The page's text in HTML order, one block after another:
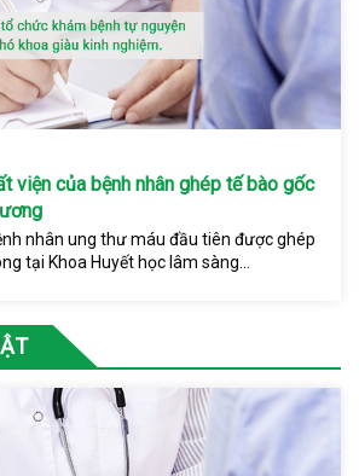
viện của bệnh nhân ghép tế bào gốc
nhân ung thư máu đầu tiên được ghép
tại Khoa Huyết học lâm sàng...